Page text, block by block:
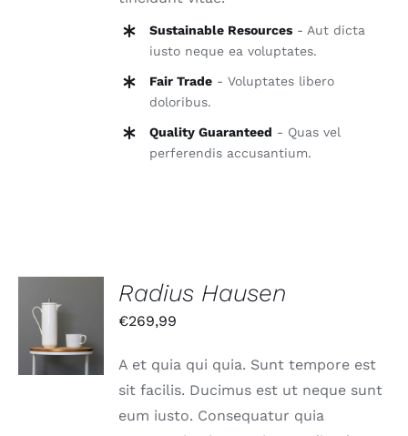
Sustainable Resources- Aut dicta
iusto neque ea voluptates.
Fair Trade- Voluptates libero
doloribus.
Quality Guaranteed - Quas vel
perferendis accusantium.
IN DEN
WARENKORB
DETAILS
Radius Hausen
€269,99
A et quia qui quia. Sunt tempore est
sit facilis. Ducimus est ut neque sunt
eum iusto. Consequatur quia